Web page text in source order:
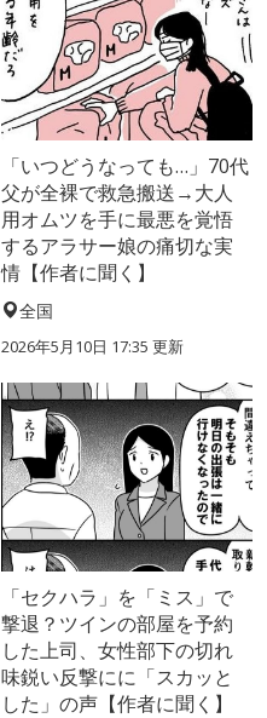
「いつどうなっても…」70代
父が全裸で救急搬送→大人
用オムツを手に最悪を覚悟
するアラサー娘の痛切な実
情【作者に聞く】
全国
2026年5月10日 17:35 更新
「セクハラ」を「ミス」で
撃退？ツインの部屋を予約
した上司、女性部下の切れ
味鋭い反撃にに「スカッと
した」の声【作者に聞く】